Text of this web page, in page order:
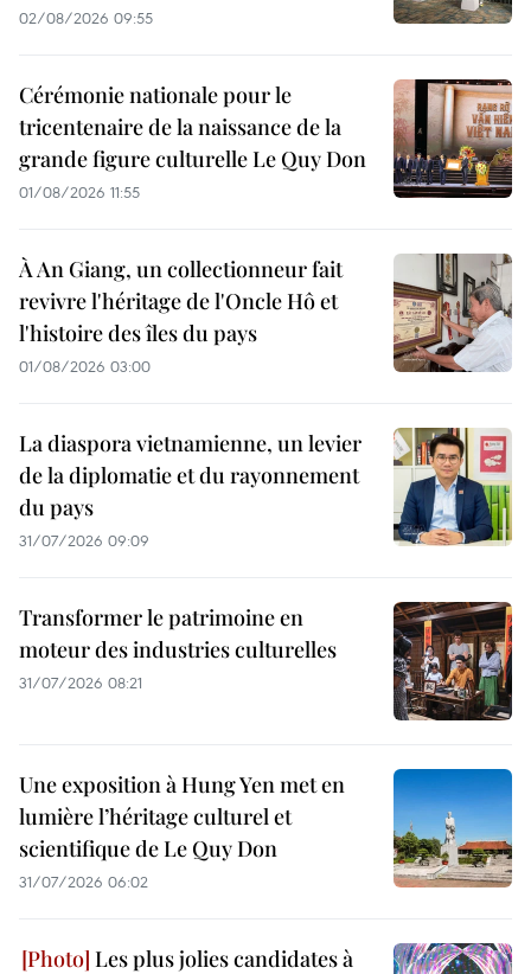
02/08/2026 09:55
Cérémonie nationale pour le
tricentenaire de la naissance de la
grande figure culturelle Le Quy Don
01/08/2026 11:55
À An Giang, un collectionneur fait
revivre l'héritage de l'Oncle Hô et
l'histoire des îles du pays
01/08/2026 03:00
La diaspora vietnamienne, un levier
de la diplomatie et du rayonnement
du pays
31/07/2026 09:09
Transformer le patrimoine en
moteur des industries culturelles
31/07/2026 08:21
Une exposition à Hung Yen met en
lumière l’héritage culturel et
scientifique de Le Quy Don
31/07/2026 06:02
Les plus jolies candidates à